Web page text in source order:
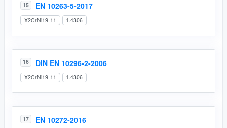
15 EN 10263-5-2017
X2CrNi19-11 1.4306
16 DIN EN 10296-2-2006
X2CrNi19-11 1.4306
17 EN 10272-2016